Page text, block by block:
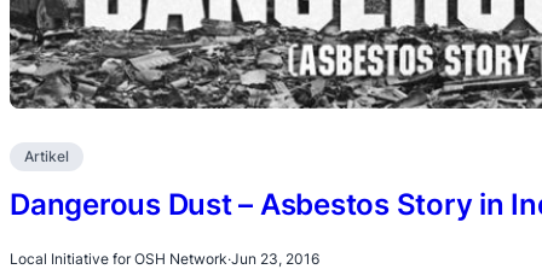
Artikel
Dangerous Dust – Asbestos Story in
Local Initiative for OSH Network·Jun 23, 2016